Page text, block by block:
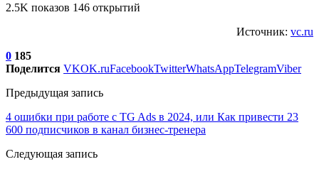
2.5K показов 146 открытий
Источник: vc.ru
0 185
Поделится VKOK.ruFacebookTwitterWhatsAppTelegramViber
Предыдущая запись
4 ошибки при работе с TG Ads в 2024, или Как привести 23
600 подписчиков в канал бизнес-тренера
Следующая запись